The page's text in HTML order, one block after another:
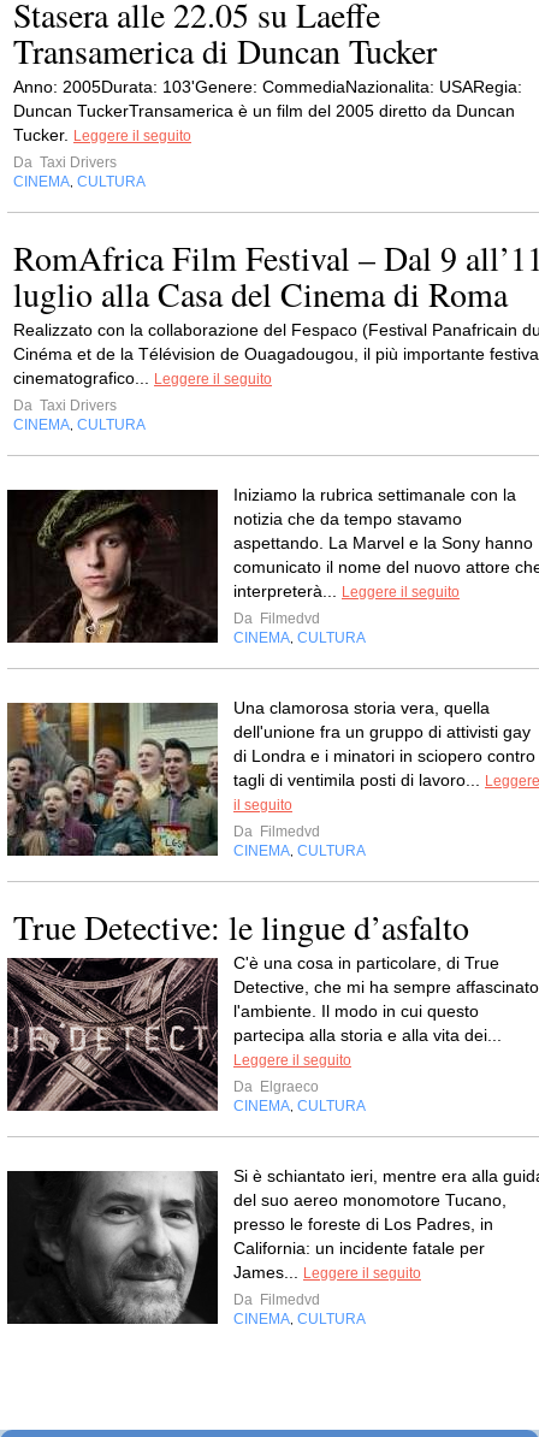
Stasera alle 22.05 su Laeffe
Transamerica di Duncan Tucker
Anno: 2005Durata: 103'Genere: CommediaNazionalita: USARegia:
Duncan TuckerTransamerica è un film del 2005 diretto da Duncan
Tucker. Leggere il seguito
Da Taxi Drivers
CINEMA, CULTURA
RomAfrica Film Festival – Dal 9
luglio alla Casa del Cinema di Roma
Realizzato con la collaborazione del Fespaco (Festival Panafricain
Cinéma et de la Télévision de Ouagadougou, il più importante
cinematografico... Leggere il seguito
Da Taxi Drivers
CINEMA, CULTURA
Iniziamo la rubrica settimanale con la
notizia che da tempo stavamo
aspettando. La Marvel e la Sony hanno
comunicato il nome del nuovo attore
interpreterà... Leggere il seguito
Da Filmedvd
CINEMA, CULTURA
Una clamorosa storia vera, quella
dell'unione fra un gruppo di attivisti gay
di Londra e i minatori in sciopero contro
tagli di ventimila posti di lavoro... Leggere
il seguito
Da Filmedvd
CINEMA, CULTURA
True Detective: le lingue d’asfalto
C'è una cosa in particolare, di True
Detective, che mi ha sempre
l'ambiente. Il modo in cui questo
partecipa alla storia e alla vita dei...
Leggere il seguito
Da Elgraeco
CINEMA, CULTURA
Si è schiantato ieri, mentre era alla
del suo aereo monomotore Tucano,
presso le foreste di Los Padres, in
California: un incidente fatale per
James... Leggere il seguito
Da Filmedvd
CINEMA, CULTURA